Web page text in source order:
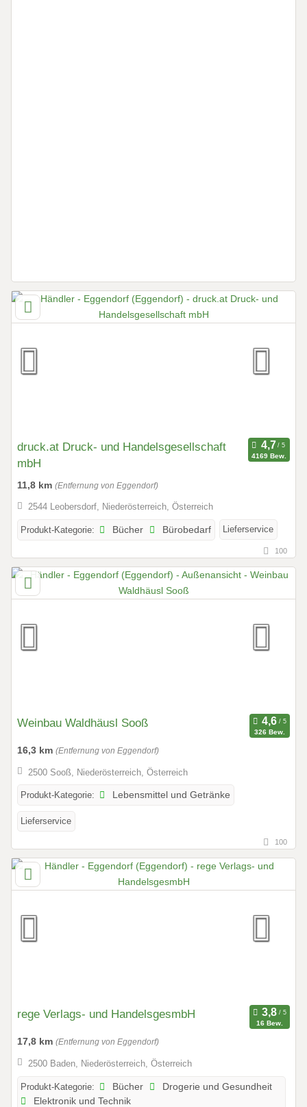
druck.at Druck- und Handelsgesellschaft
mbH
4169 Bew.
11,8 km (Entfernung von Eggendorf)
2544 Leobersdorf, Niederösterreich, Österreich
Produkt-Kategorie: Bücher Bürobedarf Lieferservice
100
Weinbau Waldhäusl Sooß
326 Bew.
16,3 km (Entfernung von Eggendorf)
2500 Sooß, Niederösterreich, Österreich
Produkt-Kategorie: Lebensmittel und Getränke
Lieferservice
100
rege Verlags- und HandelsgesmbH
16 Bew.
17,8 km (Entfernung von Eggendorf)
2500 Baden, Niederösterreich, Österreich
Produkt-Kategorie: Bücher
Drogerie und Gesundheit
Elektronik und Technik